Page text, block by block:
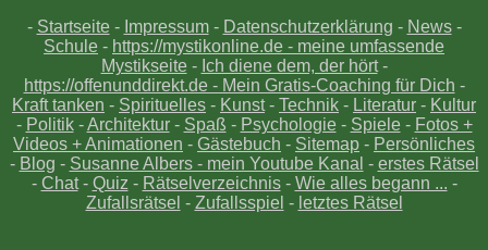
- Startseite- Impressum- Datenschutzerklärung - News-
Schule - https://mystikonline.de - meine umfassende
Mystikseite- Ich diene dem, der hört-
https://offenunddirekt.de - Mein Gratis-Coaching für Dich -
Kraft tanken - Spirituelles - Kunst- Technik - Literatur - Kultur
- Politik-Architektur- Spaß - Psychologie- Spiele- Fotos +
Videos + Animationen - Gästebuch - Sitemap - Persönliches
- Blog - Susanne Albers - mein Youtube Kanal - erstes Rätsel
- Chat- Quiz - Rätselverzeichnis- Wie alles begann ... -
Zufallsrätsel - Zufallsspiel - letztes Rätsel